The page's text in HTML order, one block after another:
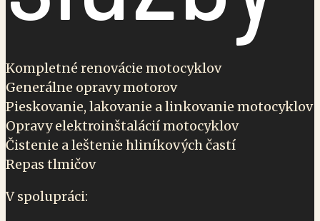
Kompletné renovácie motocyklov
Generálne opravy motorov
Pieskovanie, lakovanie a linkovanie motocyklov
Opravy elektroinštalácií motocyklov
Čistenie a leštenie hliníkových častí
Repas tlmičov
V spolupráci: